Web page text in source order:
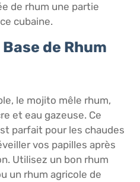
de rhum une partie
cubaine.
de Rhum
le mojito mêle rhum,
et eau gazeuse. Ce
parfait pour les chaudes
vos papilles après
Utilisez un bon rhum
un rhum agricole de